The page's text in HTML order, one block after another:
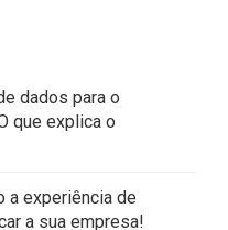
dados para o
que explica o
a experiência de
a sua empresa!